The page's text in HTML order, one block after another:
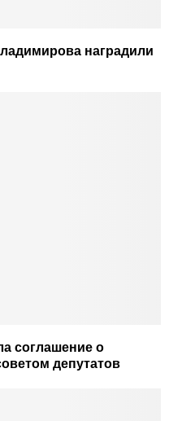
наградили
соглашение о
депутатов